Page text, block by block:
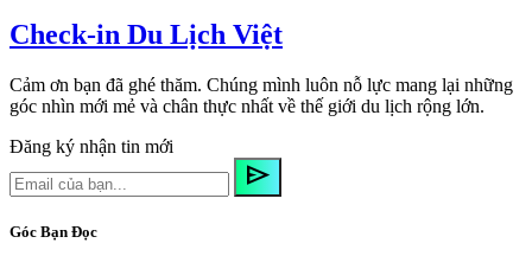
Check-in Du Lịch Việt
Cảm ơn bạn đã ghé thăm. Chúng mình luôn nỗ lực mang lại những
góc nhìn mới mẻ và chân thực nhất về thế giới du lịch rộng lớn.
Đăng ký nhận tin mới
send
Góc Bạn Đọc